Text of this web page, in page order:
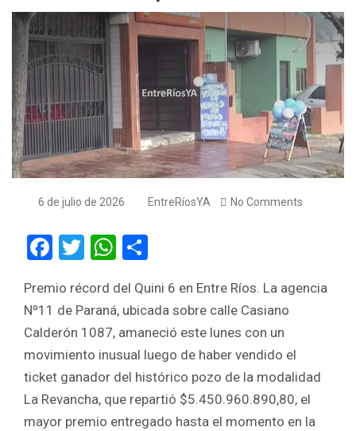
6 de julio de 2026 EntreRíosYA No Comments
F
ce
b
o
o
k
T
tt
er
W
at
s
A
p
p
ar
e
Premio récord del Quini 6 en Entre Ríos. La agencia
Nº11 de Paraná, ubicada sobre calle Casiano
Calderón 1087, amaneció este lunes con un
movimiento inusual luego de haber vendido el
ticket ganador del histórico pozo de la modalidad
La Revancha, que repartió $5.450.960.890,80, el
mayor premio entregado hasta el momento en la